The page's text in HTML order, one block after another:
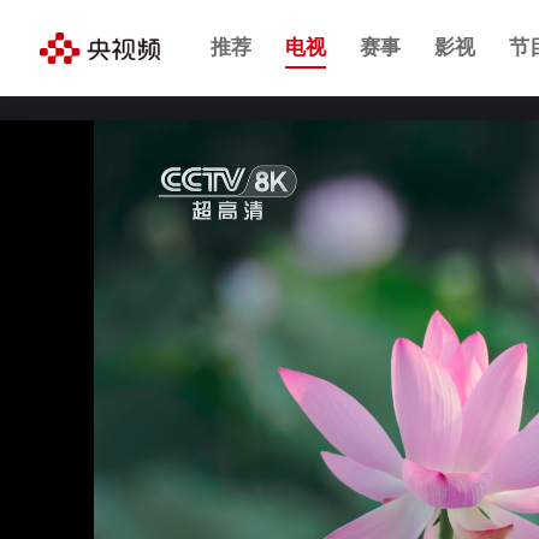
推荐 电视 赛事 影视 节